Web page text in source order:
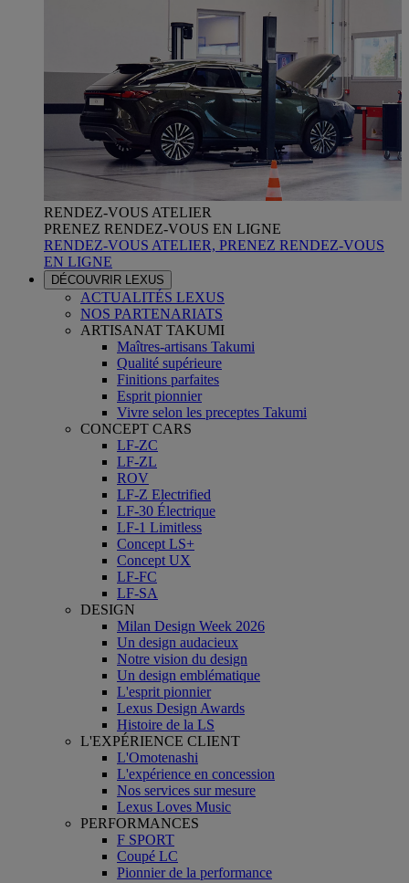
RENDEZ-VOUS ATELIER
PRENEZ RENDEZ-VOUS EN LIGNE
RENDEZ-VOUS ATELIER, PRENEZ RENDEZ-VOUS
EN LIGNE
DÉCOUVRIR LEXUS
ACTUALITÉS LEXUS
NOS PARTENARIATS
ARTISANAT TAKUMI
Maîtres-artisans Takumi
Qualité supérieure
Finitions parfaites
Esprit pionnier
Vivre selon les preceptes Takumi
CONCEPT CARS
LF-ZC
LF-ZL
ROV
LF-Z Electrified
LF-30 Électrique
LF-1 Limitless
Concept LS+
Concept UX
LF-FC
LF-SA
DESIGN
Milan Design Week 2026
Un design audacieux
Notre vision du design
Un design emblématique
L'esprit pionnier
Lexus Design Awards
Histoire de la LS
L'EXPÉRIENCE CLIENT
L'Omotenashi
L'expérience en concession
Nos services sur mesure
Lexus Loves Music
PERFORMANCES
F SPORT
Coupé LC
Pionnier de la performance